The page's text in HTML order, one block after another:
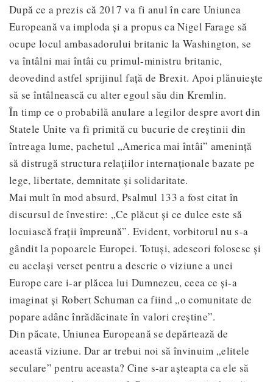
După ce a prezis că 2017 va fi anul în care Uniunea
Europeană va imploda și a propus ca Nigel Farage să
ocupe locul ambasadorului britanic la Washington, se
va întâlni mai întâi cu primul-ministru britanic,
deovedind astfel sprijinul față de Brexit. Apoi plănuiește
să se întâlnească cu alter egoul său din Kremlin.
În timp ce o probabilă anulare a legilor despre avort din
Statele Unite va fi primită cu bucurie de creștinii din
întreaga lume, pachetul „America mai întâi” amenință
să distrugă structura relațiilor internaționale bazate pe
lege, libertate, demnitate și solidaritate.
Mai mult în mod absurd, Psalmul 133 a fost citat în
discursul de învestire: „Ce plăcut și ce dulce este să
locuiască frații împreună”. Evident, vorbitorul nu s-a
gândit la popoarele Europei. Totuși, adeseori folosesc și
eu același verset pentru a descrie o viziune a unei
Europe care i-ar plăcea lui Dumnezeu, ceea ce și-a
imaginat și Robert Schuman ca fiind „o comunitate de
popare adânc înrădăcinate în valori creștine”.
Din păcate, Uniunea Europeană se depărtează de
această viziune. Dar ar trebui noi să învinuim „elitele
seculare” pentru aceasta? Cine s-ar așteapta ca ele să